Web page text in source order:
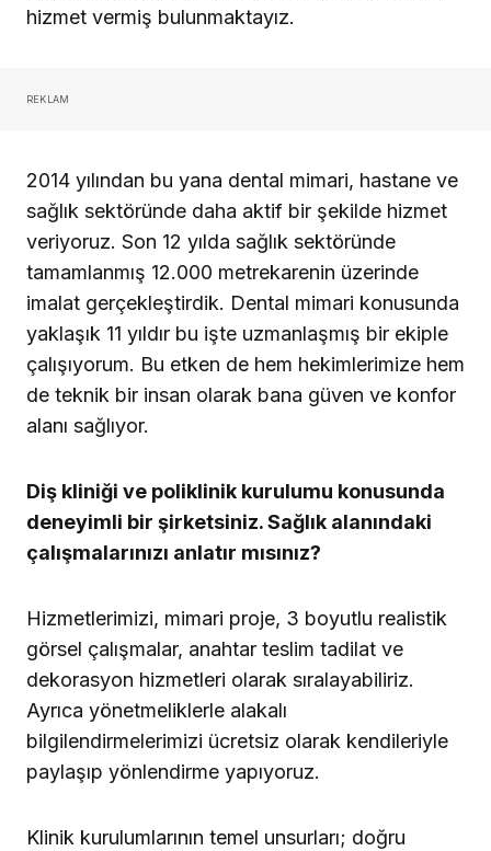
hizmet vermiş bulunmaktayız.
REKLAM
2014 yılından bu yana dental mimari, hastane ve
sağlık sektöründe daha aktif bir şekilde hizmet
veriyoruz. Son 12 yılda sağlık sektöründe
tamamlanmış 12.000 metrekarenin üzerinde
imalat gerçekleştirdik. Dental mimari konusunda
yaklaşık 11 yıldır bu işte uzmanlaşmış bir ekiple
çalışıyorum. Bu etken de hem hekimlerimize hem
de teknik bir insan olarak bana güven ve konfor
alanı sağlıyor.
Diş kliniği ve poliklinik kurulumu konusunda
deneyimli bir şirketsiniz. Sağlık alanındaki
çalışmalarınızı anlatır mısınız?
Hizmetlerimizi, mimari proje, 3 boyutlu realistik
görsel çalışmalar, anahtar teslim tadilat ve
dekorasyon hizmetleri olarak sıralayabiliriz.
Ayrıca yönetmeliklerle alakalı
bilgilendirmelerimizi ücretsiz olarak kendileriyle
paylaşıp yönlendirme yapıyoruz.
Klinik kurulumlarının temel unsurları; doğru